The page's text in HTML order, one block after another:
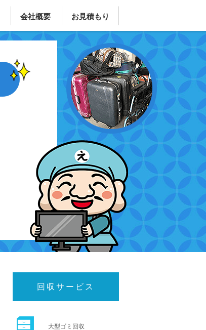
会社概要 お見積もり
回収サービス
大型ゴミ回収